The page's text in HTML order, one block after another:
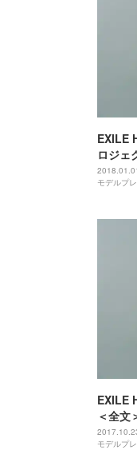
EXILE
ロジェ
モデルプ
EXILE
＜全文
モデルプ